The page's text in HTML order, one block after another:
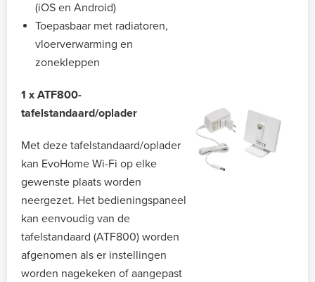
(iOS en Android)
Toepasbaar met radiatoren,
vloerverwarming en
zonekleppen
1 x ATF800-
tafelstandaard/oplader
Met deze tafelstandaard/oplader
kan EvoHome Wi-Fi op elke
gewenste plaats worden
neergezet. Het bedieningspaneel
kan eenvoudig van de
tafelstandaard (ATF800) worden
afgenomen als er instellingen
worden nagekeken of aangepast